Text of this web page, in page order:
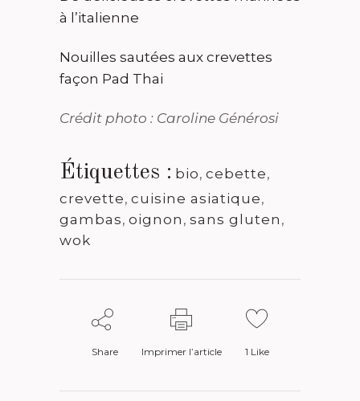
à l’italienne
Nouilles sautées aux crevettes
façon Pad Thai
Crédit photo : Caroline Générosi
Étiquettes : bio, cebette,
crevette, cuisine asiatique,
gambas, oignon , sans gluten ,
wok
Share Imprimer l’article 1 Like